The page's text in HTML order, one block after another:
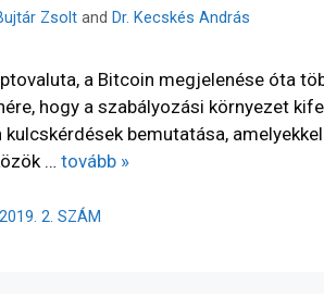
Zsolt and Dr. Kecskés András
a Bitcoin megjelenése óta
hogy a szabályozási környezet
kulcskérdések bemutatása,
… tovább »
2. SZÁM